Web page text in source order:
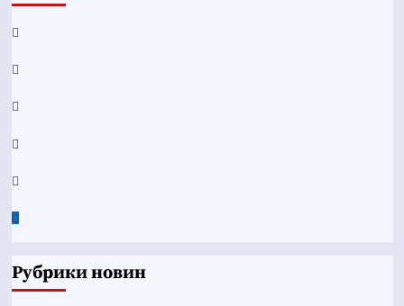
Facebook
YouTube
Telegram
Instagram
Twitter
Google
Рубрики новин